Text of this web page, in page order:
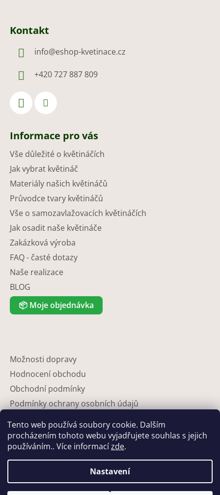
Tento web používá soubory cookie. Dalším
procházením tohoto webu vyjadřujete souhlas s jejich
používáním.. Více informacízde.
Nastavení
Kontakt
info@eshop-kvetinace.cz
+420 727 887 809
Informace pro vás
Vše důležité o květináčích
Jak vybrat květináč
Materiály našich květináčů
Průvodce tvary květináčů
Vše o samozavlažovacích květináčích
Jak osadit naše květináče
Zakázková výroba
FAQ - časté dotazy
Naše realizace
BLOG
📦 Moje objednávka
Možnosti dopravy
Hodnocení obchodu
Obchodní podmínky
Podmínky ochrany osobních údajů
Partneři
Kontakty